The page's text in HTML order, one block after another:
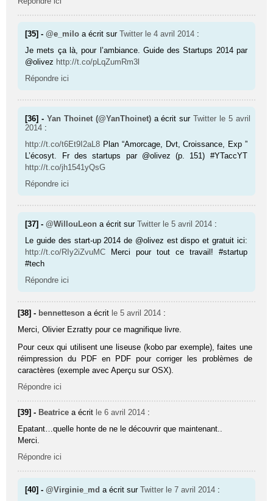
[35] -@e_milo a écrit surTwitter le 4 avril 2014 :
Je mets ça là, pour l’ambiance. Guide des Startups 2014 par
@olivez http://t.co/pLqZumRm3l
Répondre ici
[36] - Yan Thoinet (@YanThoinet) a écrit surTwitter le 5 avril
2014 :
http://t.co/t6Et9I2aL8 Plan “Amorcage, Dvt, Croissance, Exp ”
L’écosyt. Fr des startups par @olivez (p. 151) #YTaccYT
http://t.co/jh1541yQsG
Répondre ici
[37] -@WillouLeon a écrit surTwitter le 5 avril 2014 :
Le guide des start-up 2014 de @olivez est dispo et gratuit ici:
http://t.co/RIy2iZvuMC Merci pour tout ce travail! #startup
#tech
Répondre ici
[38] - bennetteson a écrit le 5 avril 2014 :
Merci, Olivier Ezratty pour ce magnifique livre.
Pour ceux qui utilisent une liseuse (kobo par exemple), faites une
réimpression du PDF en PDF pour corriger les problèmes de
caractères (exemple avec Aperçu sur OSX).
Répondre ici
[39] - Beatrice a écrit le 6 avril 2014 :
Epatant…quelle honte de ne le découvrir que maintenant..
Merci.
Répondre ici
[40] -@Virginie_md a écrit surTwitter le 7 avril 2014 :